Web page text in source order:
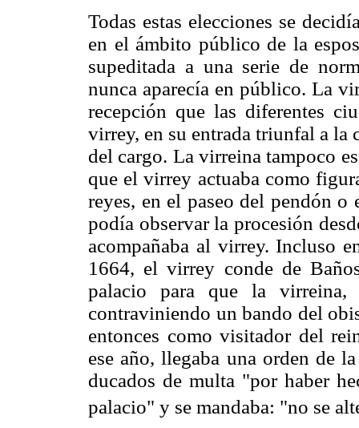
Todas estas elecciones se
en el ámbito público de la
supeditada a una serie de
nunca aparecía en público. La
recepción que las diferentes
virrey, en su entrada triunfal a la
del cargo. La virreina tampoco
que el virrey actuaba como
reyes, en el paseo del pendón
podía observar la procesión
acompañaba al virrey. Incluso
1664, el virrey conde de
palacio para que la virreina,
contraviniendo un bando del
entonces como visitador del
ese año, llegaba una orden de
ducados de multa "por haber
palacio" y se mandaba: "no se